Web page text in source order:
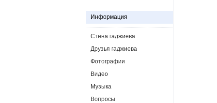
Информация
Стена гаджиева
Друзья гаджиева
Фотографии
Видео
Музыка
Вопросы